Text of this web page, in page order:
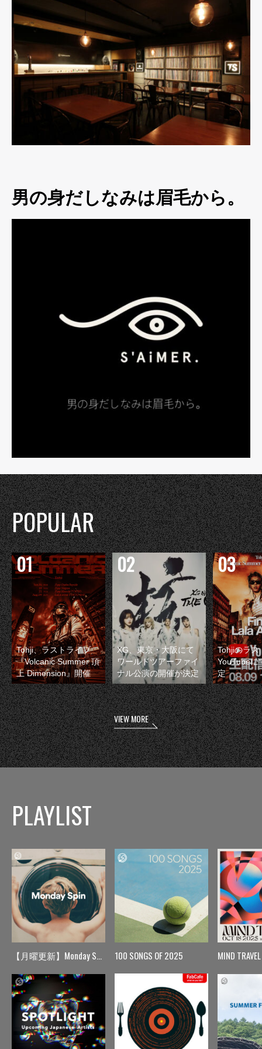
男の身だしなみは眉毛から。
POPULAR
Tohji、ラストライブ
『Volcanic Summer 頂
上 Dimension』開催
XG、東京・大阪にて
ワールドツアーファイ
ナル公演の開催が決定
Tohjiのラス
YouTubeに
定
VIEW MORE
PLAYLIST
【月曜更新】Monday Spin 100 SONGS OF 2025 MIND TRAVEL